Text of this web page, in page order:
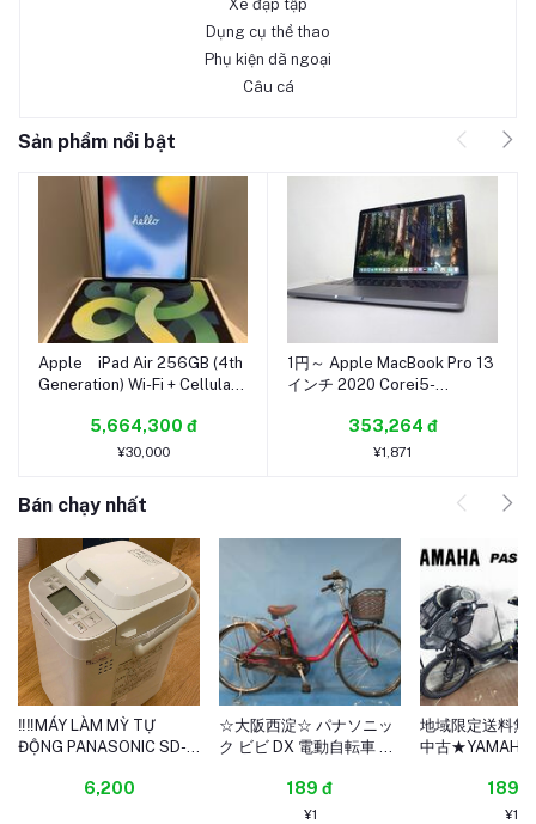
Xe đạp tập
Dụng cụ thể thao
Phụ kiện dã ngoại
Câu cá
Sản phẩm nổi bật
Apple iPad Air 256GB (4th
Generation) Wi-Fi + Cellular
5,664,300 đ
¥30,000
1円～ Apple MacBook Pro 13
インチ 2020 Corei5-
(2025-0730-2928)
353,264 đ
¥1,871
Bán chạy nhất
Thêm vào giỏ hàng
‼️‼️MÁY LÀM MỲ TỰ
ĐỘNG PANASONIC SD-
6,200
☆大阪西淀☆ パナソニッ
ク ビビ DX 電動自転車 バ
スト 26インチ 3段
PANASONIC VIVI 中古 ◎
189 đ
¥1
地域限定送料
中古
車 3人乗り
8.7Ah 20型
189 đ
¥1